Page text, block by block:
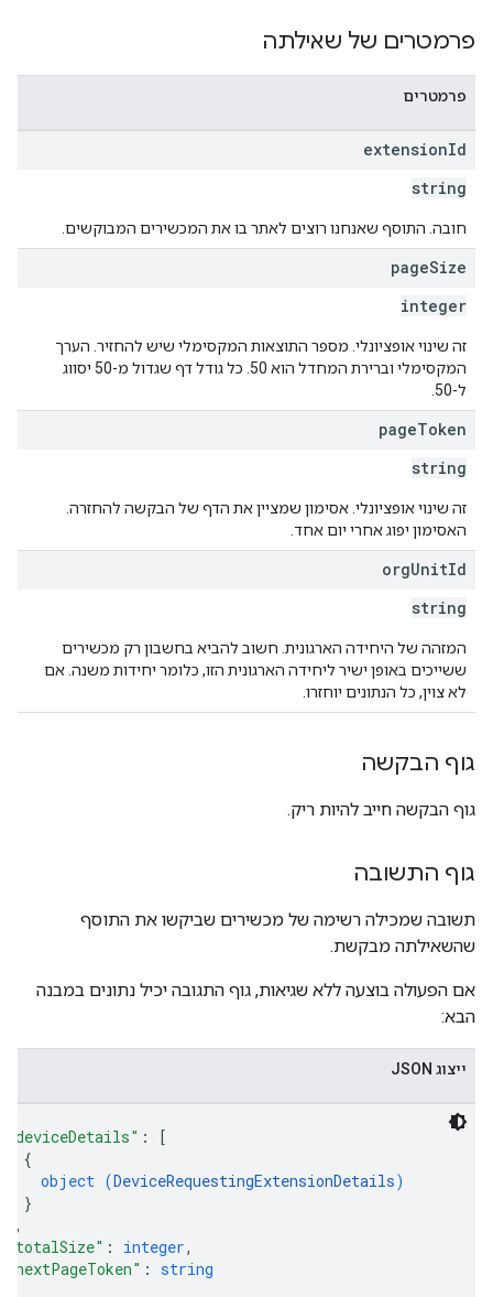
פרמטרים של שאילתה
פרמטרים
extensionId
string
חובה. התוסף שאנחנו רוצים לאתר בו את המכשירים המבוקשים.
pageSize
integer
זה שינוי אופציונלי. מספר התוצאות המקסימלי שיש להחזיר. הערך
המקסימלי וברירת המחדל הוא 50. כל גודל דף שגדול מ-50 יסווג
ל-50.
pageToken
string
זה שינוי אופציונלי. אסימון שמציין את הדף של הבקשה להחזרה.
האסימון יפוג אחרי יום אחד.
orgUnitId
string
המזהה של היחידה הארגונית. חשוב להביא בחשבון רק מכשירים
ששייכים באופן ישיר ליחידה הארגונית הזו, כלומר יחידות משנה. אם
לא צוין, כל הנתונים יוחזרו.
גוף הבקשה
גוף הבקשה חייב להיות ריק.
גוף התשובה
תשובה שמכילה רשימה של מכשירים שביקשו את התוסף
שהשאילתה מבקשת.
אם הפעולה בוצעה ללא שגיאות, גוף התגובה יכיל נתונים במבנה
הבא:
ייצוג JSON
"deviceDetails" :
[
{
object (DeviceRequestingExtensionDetails)
}
,
"totalSize" : integer,
"nextPageToken" : string